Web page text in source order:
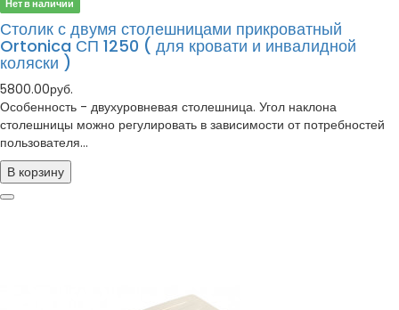
Нет в наличии
Столик с двумя столешницами прикроватный
Ortonica СП 1250 ( для кровати и инвалидной
коляски )
5800.00руб.
Особенность - двухуровневая столешница. Угол наклона
столешницы можно регулировать в зависимости от потребностей
пользователя...
В корзину